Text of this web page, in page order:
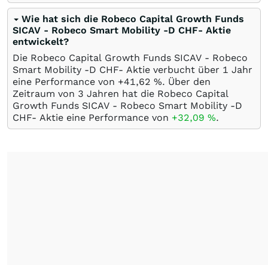
Wie hat sich die Robeco Capital Growth Funds
SICAV - Robeco Smart Mobility -D CHF- Aktie
entwickelt?
Die Robeco Capital Growth Funds SICAV - Robeco
Smart Mobility -D CHF- Aktie verbucht über 1 Jahr
eine Performance von +41,62 %. Über den
Zeitraum von 3 Jahren hat die Robeco Capital
Growth Funds SICAV - Robeco Smart Mobility -D
CHF- Aktie eine Performance von +32,09 %.